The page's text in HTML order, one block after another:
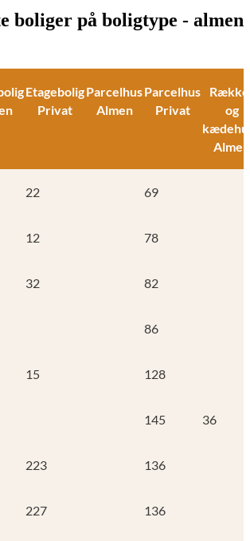
boliger på boligtype - almen
Etagebolig
Privat
Parcelhus
Almen
Parcelhus
Privat
og
Almen
22 69
12 78
32 82
86
15 128
145 36
223 136
227 136